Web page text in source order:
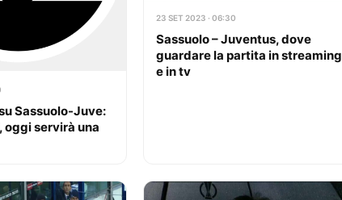
Sassuolo-Juve:
oggi servirà una
23 SET 2023 · 06:30
Sassuolo – Juventus, dove
guardare la partita in streaming
e in tv